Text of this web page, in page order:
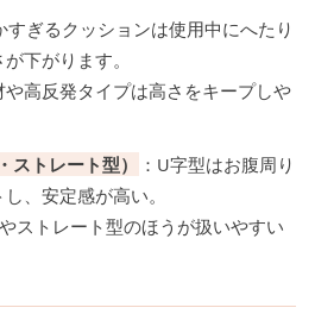
すぎるクッションは使用中にへたり
下がります。
高反発タイプは高さをキープしや
ストレート型）
：U字型はお腹周り
、安定感が高い。
ストレート型のほうが扱いやすい